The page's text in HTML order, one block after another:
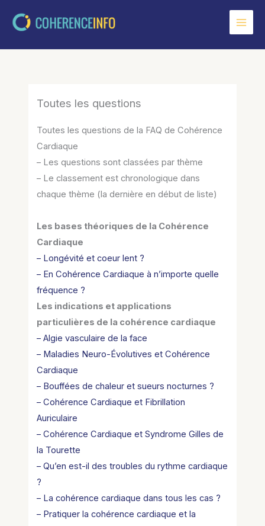
Toutes les questions
Toutes les questions de la FAQ de Cohérence
Cardiaque
– Les questions sont classées par thème
– Le classement est chronologique dans
chaque thème (la dernière en début de liste)
Les bases théoriques de la Cohérence
Cardiaque
– Longévité et coeur lent ?
– En Cohérence Cardiaque à n’importe quelle
fréquence ?
Les indications et applications
particulières de la cohérence cardiaque
– Algie vasculaire de la face
– Maladies Neuro-Évolutives et Cohérence
Cardiaque
– Bouffées de chaleur et sueurs nocturnes ?
– Cohérence Cardiaque et Fibrillation
Auriculaire
– Cohérence Cardiaque et Syndrome Gilles de
la Tourette
– Qu’en est-il des troubles du rythme cardiaque
?
– La cohérence cardiaque dans tous les cas ?
– Pratiquer la cohérence cardiaque et la